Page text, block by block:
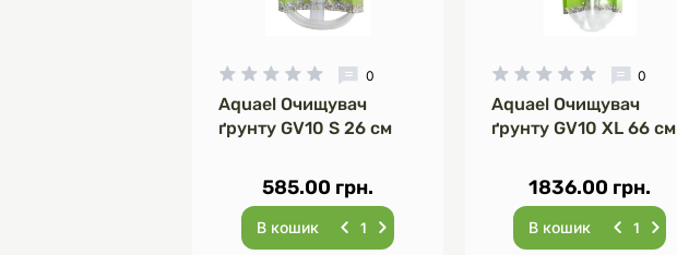
0
Aquael Очищувач
ґрунту GV10 S 26 см
585.00 грн.
В кошик
0
Aquael Очищувач
ґрунту GV10 XL 66 см
1836.00 грн.
В кошик